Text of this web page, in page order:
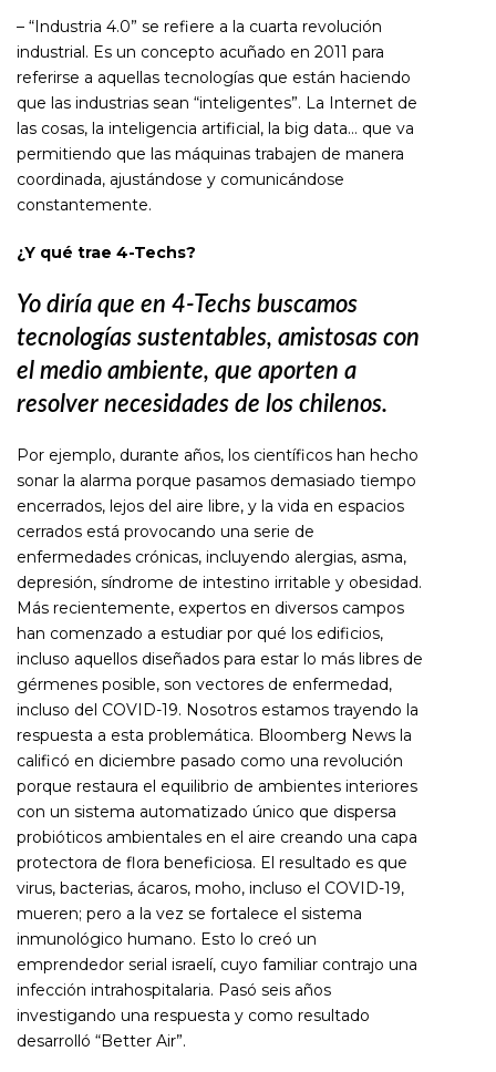
– “Industria 4.0” se refiere a la cuarta revolución
industrial. Es un concepto acuñado en 2011 para
referirse a aquellas tecnologías que están haciendo
que las industrias sean “inteligentes”. La Internet de
las cosas, la inteligencia artificial, la big data… que va
permitiendo que las máquinas trabajen de manera
coordinada, ajustándose y comunicándose
constantemente.
¿Y qué trae 4-Techs?
Yo diría que en 4-Techs buscamos
tecnologías sustentables, amistosas con
el medio ambiente, que aporten a
resolver necesidades de los chilenos.
Por ejemplo, durante años, los científicos han hecho
sonar la alarma porque pasamos demasiado tiempo
encerrados, lejos del aire libre, y la vida en espacios
cerrados está provocando una serie de
enfermedades crónicas, incluyendo alergias, asma,
depresión, síndrome de intestino irritable y obesidad.
Más recientemente, expertos en diversos campos
han comenzado a estudiar por qué los edificios,
incluso aquellos diseñados para estar lo más libres de
gérmenes posible, son vectores de enfermedad,
incluso del COVID-19. Nosotros estamos trayendo la
respuesta a esta problemática. Bloomberg News la
calificó en diciembre pasado como una revolución
porque restaura el equilibrio de ambientes interiores
con un sistema automatizado único que dispersa
probióticos ambientales en el aire creando una capa
protectora de flora beneficiosa. El resultado es que
virus, bacterias, ácaros, moho, incluso el COVID-19,
mueren; pero a la vez se fortalece el sistema
inmunológico humano. Esto lo creó un
emprendedor serial israelí, cuyo familiar contrajo una
infección intrahospitalaria. Pasó seis años
investigando una respuesta y como resultado
desarrolló “Better Air”.